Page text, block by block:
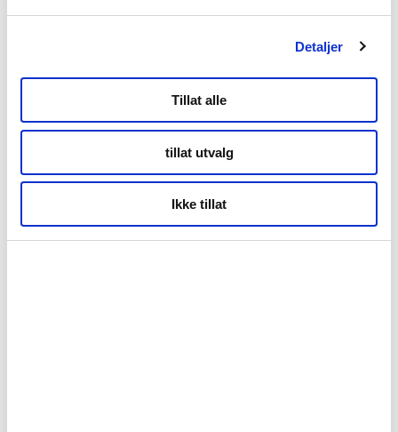
Detaljer
Tillat alle
tillat utvalg
Ikke tillat
NordNorsk Reiseliv AS
post@nordnorge.com